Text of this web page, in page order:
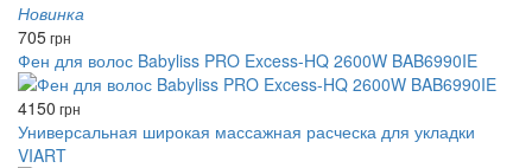
Новинка
705грн
Фен для волос Babyliss PRO Excess-HQ 2600W BAB6990IE
4150 грн
Универсальная широкая массажная расческа для укладки
VIART